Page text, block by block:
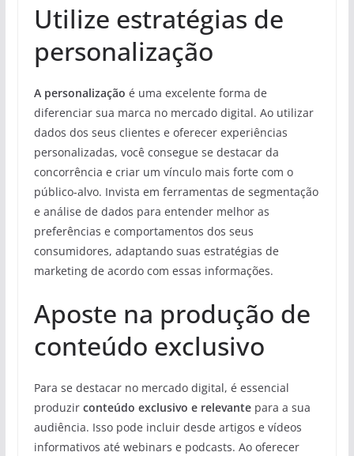
Utilize estratégias de
personalização
A personalização é uma excelente forma de
diferenciar sua marca no mercado digital. Ao utilizar
dados dos seus clientes e oferecer experiências
personalizadas, você consegue se destacar da
concorrência e criar um vínculo mais forte com o
público-alvo. Invista em ferramentas de segmentação
e análise de dados para entender melhor as
preferências e comportamentos dos seus
consumidores, adaptando suas estratégias de
marketing de acordo com essas informações.
Aposte na produção de
conteúdo exclusivo
Para se destacar no mercado digital, é essencial
produzir conteúdo exclusivo e relevantepara a sua
audiência. Isso pode incluir desde artigos e vídeos
informativos até webinars e podcasts. Ao oferecer